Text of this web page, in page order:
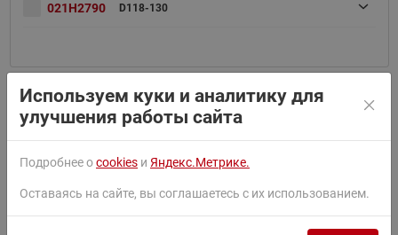
021H2790 D118-130
021H2752 D118L-130 Теплообменник
Используем куки и аналитику для
улучшения работы сайта
Подробнее оcookies и Яндекс.Метрике.
Оставаясь на сайте, вы соглашаетесь с их использованием.